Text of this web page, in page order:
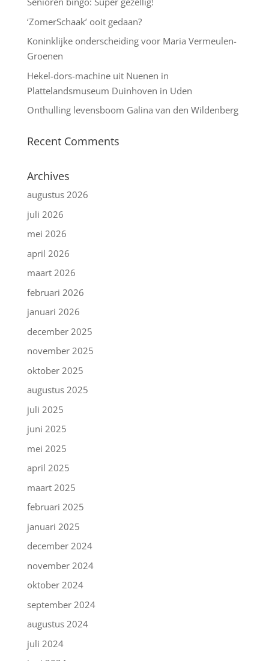
‘ZomerSchaak’ ooit gedaan?
Koninklijke onderscheiding voor Maria Vermeulen-
Groenen
Hekel-dors-machine uit Nuenen in
Plattelandsmuseum Duinhoven in Uden
Onthulling levensboom Galina van den Wildenberg
Recent Comments
Archives
augustus 2026
juli 2026
mei 2026
april 2026
maart 2026
februari 2026
januari 2026
december 2025
november 2025
oktober 2025
augustus 2025
juli 2025
juni 2025
mei 2025
april 2025
maart 2025
februari 2025
januari 2025
december 2024
november 2024
oktober 2024
september 2024
augustus 2024
juli 2024